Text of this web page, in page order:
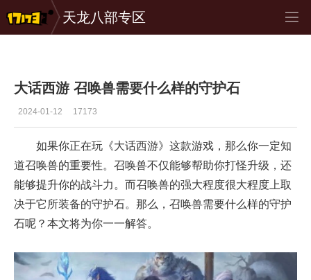
天龙八部专区
专区_《大话西游Online》
大话西游 召唤兽需要什么样的守护石
2024-01-12 17173
如果你正在玩《大话西游》这款游戏，那么你一定知
道召唤兽的重要性。召唤兽不仅能够帮助你打怪升级，还
能够提升你的战斗力。而召唤兽的强大程度很大程度上取
决于它所装备的守护石。那么，召唤兽需要什么样的守护
石呢？本文将为你一一解答。